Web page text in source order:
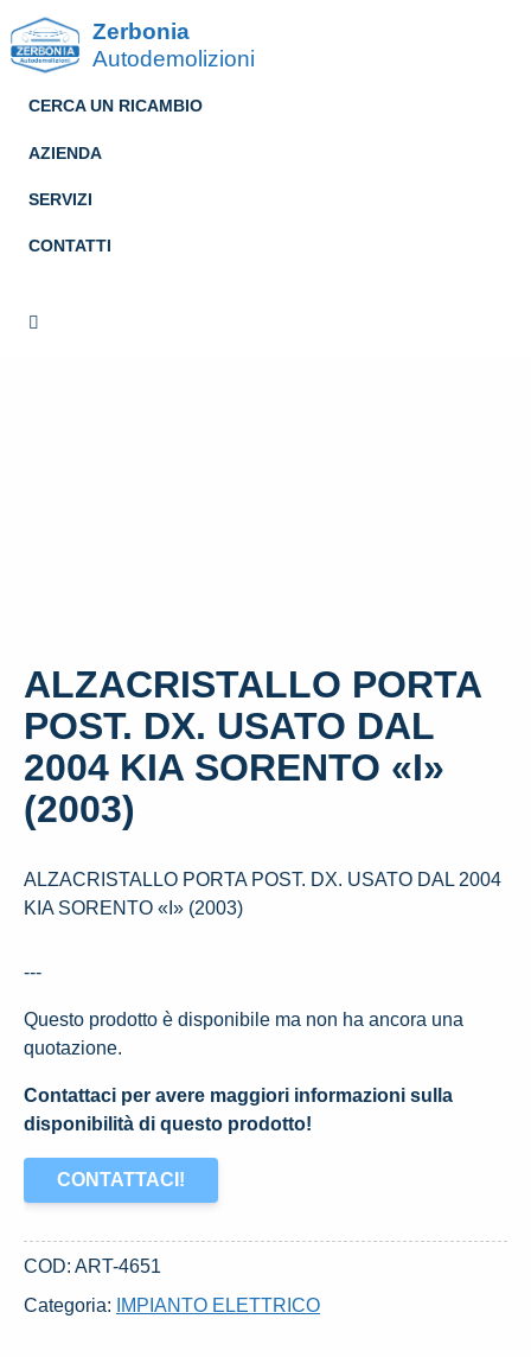
Zerbonia
Autodemolizioni
CERCA UN RICAMBIO
AZIENDA
SERVIZI
CONTATTI
ALZACRISTALLO PORTA
POST. DX. USATO DAL
2004 KIA SORENTO «I»
(2003)
ALZACRISTALLO PORTA POST. DX. USATO DAL 2004
KIA SORENTO «I» (2003)
---
Questo prodotto è disponibile ma non ha ancora una
quotazione.
Contattaci per avere maggiori informazioni sulla
disponibilità di questo prodotto!
CONTATTACI!
COD: ART-4651
Categoria:
IMPIANTO ELETTRICO